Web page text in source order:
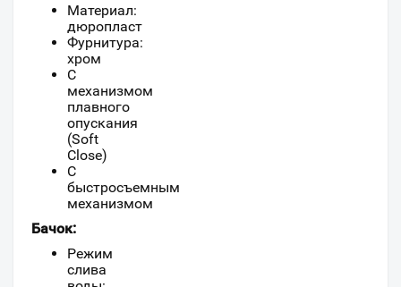
Материал:
дюропласт
Фурнитура:
хром
С
механизмом
плавного
опускания
(Soft
Close)
С
быстросъемным
механизмом
Бачок:
Режим
слива